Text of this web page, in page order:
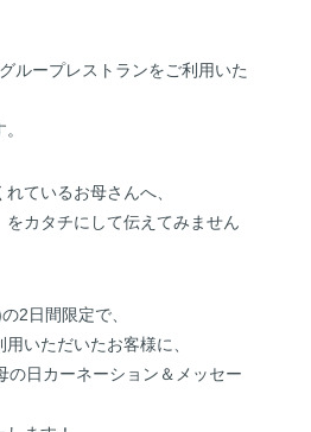
ループレストランをご利用いた
ているお母さんへ、
をカタチにして伝えてみません
2日間限定で、
いただいたお客様に、
の日カーネーション＆メッセー